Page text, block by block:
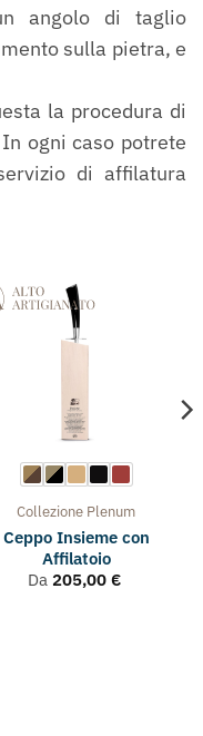
angolo di taglio
sulla pietra, e
la procedura di
ogni caso potrete
di affilatura
Collezione Plenum
Ceppo Insieme con
Affilatoio
Da 205,00 €